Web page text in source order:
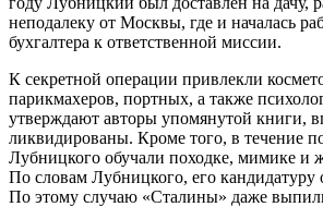
неподалеку от Москвы, где и началась
бухгалтера к ответственной миссии.
К секретной операции привлекли
парикмахеров, портных, а также
утверждают авторы упомянутой книги,
ликвидированы. Кроме того, в течение
Лубницкого обучали походке, мимике и
По словам Лубницкого, его кандидатуру
По этому случаю «Сталины» даже